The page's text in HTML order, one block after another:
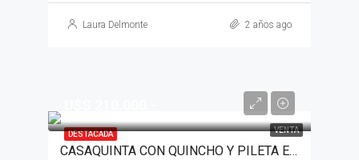
Laura Delmonte 2 años ago
DESTACADA VENTA
CASAQUINTA CON QUINCHO Y PILETA EN VENTA, GENERAL LAS HERAS